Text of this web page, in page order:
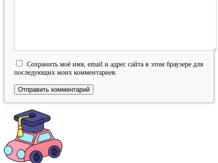
Сохранить моё имя, email и адрес сайта в этом браузере для
последующих моих комментариев.